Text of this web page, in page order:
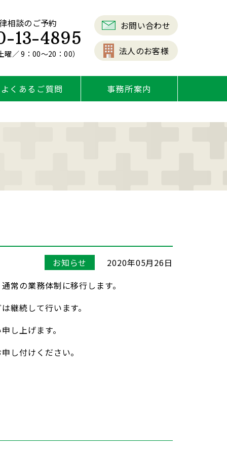
相談のご予約
13-4895
曜／ 9：00～20：00）
お問い合わせ
法人のお客様
よくあるご質問 事務所案内
お知らせ
2020年05月26日
常の業務体制に移行します。
継続して行います。
し上げます。
し付けください。